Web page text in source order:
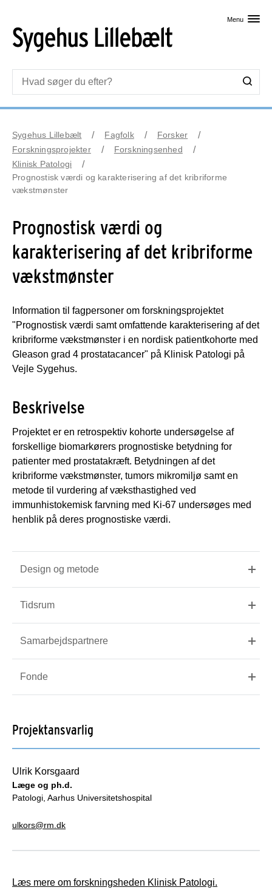
Menu
Sygehus Lillebælt Fagfolk
Forsker
Forskningsprojekter
Forskningsenhed
Klinisk Patologi
Prognostisk værdi og karakterisering af det kribriforme
vækstmønster
Prognostisk værdi og
karakterisering af det kribriforme
vækstmønster
Information til fagpersoner om forskningsprojektet
"Prognostisk værdi samt omfattende karakterisering af det
kribriforme vækstmønster i en nordisk patientkohorte med
Gleason grad 4 prostatacancer" på Klinisk Patologi på
Vejle Sygehus.
Beskrivelse
Projektet er en retrospektiv kohorte undersøgelse af
forskellige biomarkørers prognostiske betydning for
patienter med prostatakræft. Betydningen af det
kribriforme vækstmønster, tumors mikromiljø samt en
metode til vurdering af væksthastighed ved
immunhistokemisk farvning med Ki-67 undersøges med
henblik på deres prognostiske værdi.
Design og metode
Tidsrum
Samarbejdspartnere
Fonde
Projektansvarlig
Ulrik Korsgaard
Læge og ph.d.
Patologi, Aarhus Universitetshospital
ulkors@rm.dk
Læs mere om forskningsheden Klinisk Patologi.